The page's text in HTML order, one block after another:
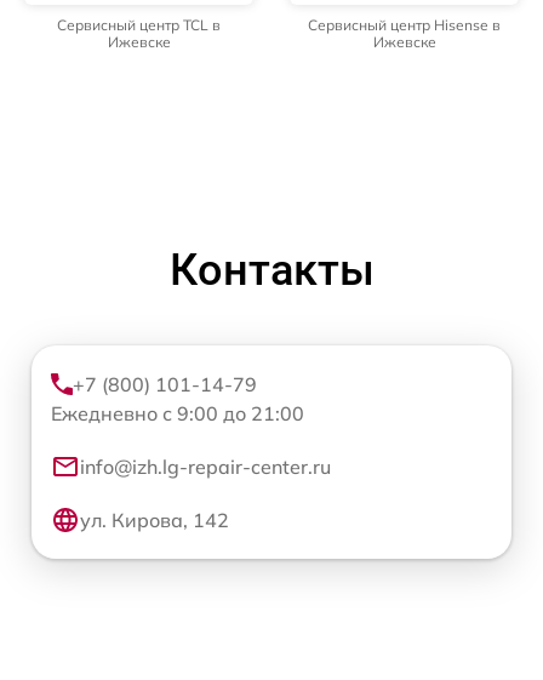
Сервисный центр TCL в
Ижевске
Сервисный центр Hisense в
Ижевске
Контакты
+7 (800) 101-14-79
Ежедневно с 9:00 до 21:00
info@izh.lg-repair-center.ru
ул. Кирова, 142